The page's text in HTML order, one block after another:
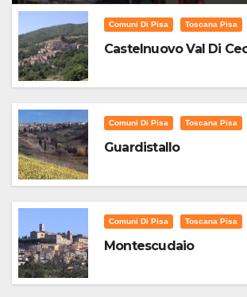
Comuni Di Pisa Toscana Pisa
Castelnuovo Val Di
Comuni Di Pisa Toscana Pisa
Guardistallo
Comuni Di Pisa Toscana Pisa
Montescudaio